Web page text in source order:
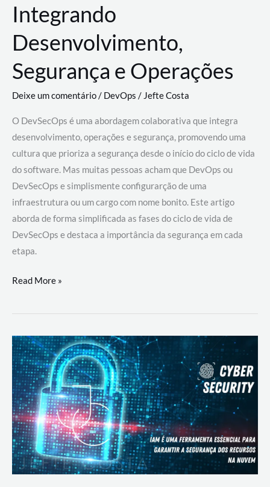
Integrando
Desenvolvimento,
Segurança e Operações
Deixe um comentário/ DevOps /Jefte Costa
O DevSecOps é uma abordagem colaborativa que integra
desenvolvimento, operações e segurança, promovendo uma
cultura que prioriza a segurança desde o início do ciclo de vida
do software. Mas muitas pessoas acham que DevOps ou
DevSecOps e simplismente configurarção de uma
infraestrutura ou um cargo com nome bonito. Este artigo
aborda de forma simplificada as fases do ciclo de vida de
DevSecOps e destaca a importância da segurança em cada
etapa.
DevSecOps
Prática:
Desenvolvimento,
Segurança
e
Operações
Read More »